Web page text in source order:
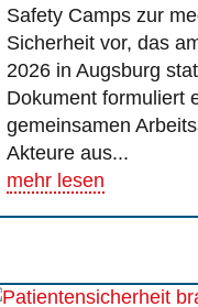
Safety Camps zur
Sicherheit vor, das
2026 in Augsburg
Dokument formuliert
gemeinsamen
Akteure aus...
mehr lesen